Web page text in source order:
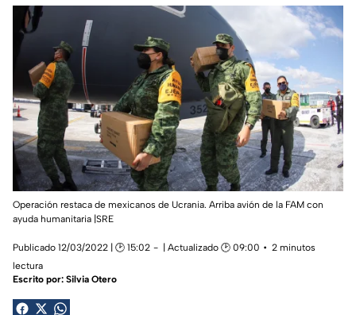
Operación restaca de mexicanos de Ucrania. Arriba avión de la FAM con
ayuda humanitaria |SRE
Publicado 12/03/2022 | 🕑 15:02 | Actualizado 🕑 09:00
2 minutos
lectura
Escrito por: Silvia Otero